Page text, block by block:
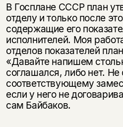
В Госплане СССР план
отделу и только после
содержащие его
исполнителей. Моя
отделов показателей
«Давайте напишем
соглашался, либо нет.
соответствующему
если у него не
сам Байбаков.